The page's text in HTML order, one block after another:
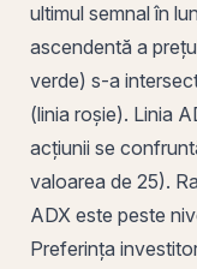
ultimul semnal în
ascendentă a
verde) s-a
(linia roșie). Linia
acțiunii se
valoarea de 25).
ADX este peste
Preferința